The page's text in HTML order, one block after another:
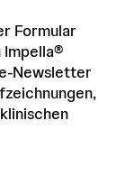
Formular
Impella®
Newsletter